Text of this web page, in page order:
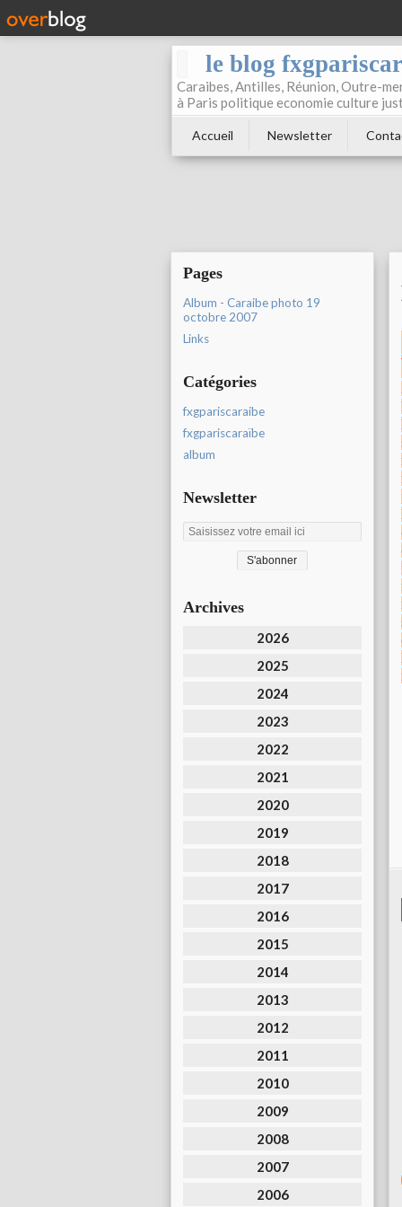
le blog
Caraibes, Antilles, Réunion, Outre-
à Paris politique economie culture
Accueil Newsletter
Pages
Album - Caraibe photo 19
octobre 2007
Links
Catégories
fxgpariscaraibe
fxgpariscaraïbe
album
Newsletter
Archives
2026
2025
2024
2023
2022
2021
2020
2019
2018
2017
2016
2015
2014
2013
2012
2011
2010
2009
2008
2007
2006